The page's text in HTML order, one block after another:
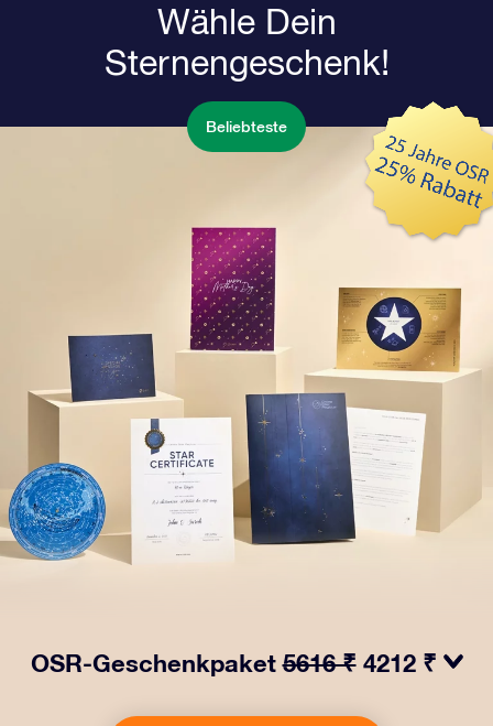
Wähle Dein
Sternengeschenk!
Beliebteste
OSR-Geschenkpaket5616 ₹ 4212 ₹